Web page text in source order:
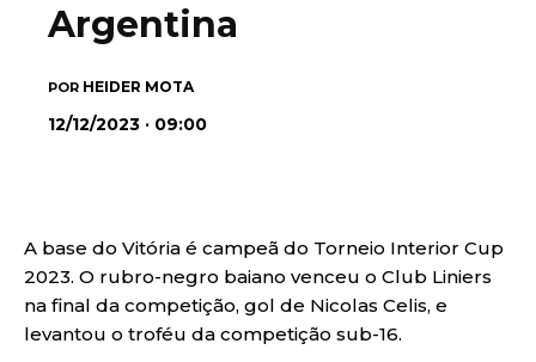
Argentina
POR HEIDER MOTA
12/12/2023 · 09:00
A base do Vitória é campeã do Torneio Interior Cup
2023. O rubro-negro baiano venceu o Club Liniers
na final da competição, gol de Nicolas Celis, e
levantou o troféu da competição sub-16.